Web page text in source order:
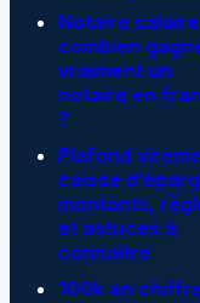
Notaire
combien
vraiment un
notaire en
?
Plafond
caisse
montants,
et astuces à
connaître
100k en